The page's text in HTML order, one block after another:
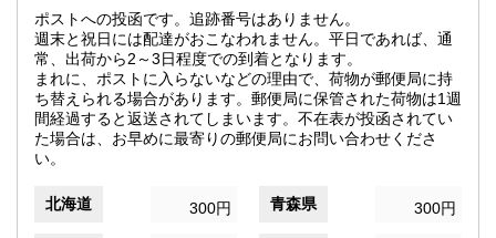
ポストへの投函です。追跡番号はありません。
週末と祝日には配達がおこなわれません。平日であれば、通
常、出荷から2～3日程度での到着となります。
まれに、ポストに入らないなどの理由で、荷物が郵便局に持
ち替えられる場合があります。郵便局に保管された荷物は1週
間経過すると返送されてしまいます。不在表が投函されてい
た場合は、お早めに最寄りの郵便局にお問い合わせくださ
い。
北海道 300円 青森県 300円